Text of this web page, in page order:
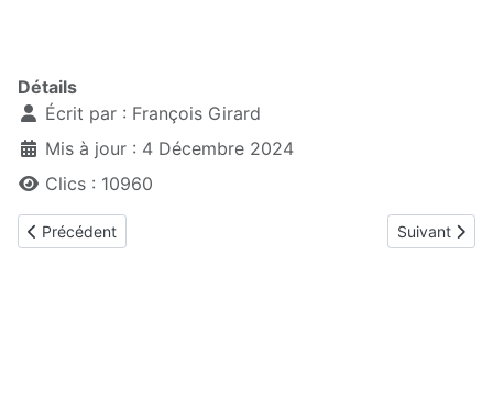
Détails
Écrit par : François Girard
Mis à jour : 4 Décembre 2024
Clics : 10960
Article précédent : Fête
Précédent Article
Suivant